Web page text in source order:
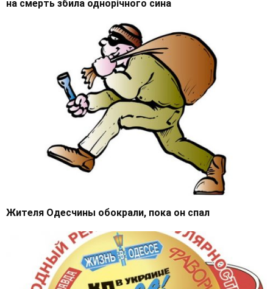
на смерть збила однорічного сина
Жителя Одесчины обокрали, пока он спал